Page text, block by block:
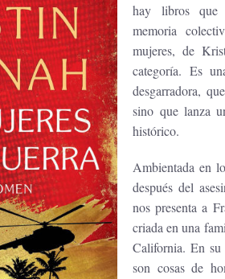
hay libros que
memoria
mujeres, de
categoría. Es
desgarradora,
sino que lanza
histórico.
Ambientada en
después del
nos presenta a
criada en una
California. En
son cosas de